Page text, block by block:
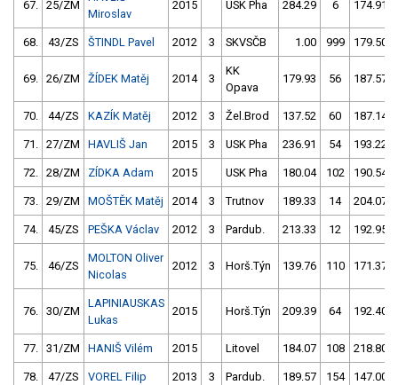
67. 25/ZM
Miroslav
2015 USK Pha 284.29 6 174.91
68. 43/ZS ŠTINDL Pavel 2012 3 SKVSČB 1.00 999 179.50
69. 26/ZM ŽÍDEK Matěj 2014 3
KK
Opava
179.93 56 187.57
70. 44/ZS KAZÍK Matěj 2012 3 Žel.Brod 137.52 60 187.14
71. 27/ZM HAVLIŠ Jan 2015 3 USK Pha 236.91 54 193.22
72. 28/ZM ZÍDKA Adam 2015 USK Pha 180.04 102 190.54
73. 29/ZM MOŠTĚK Matěj 2014 3 Trutnov 189.33 14 204.07
74. 45/ZS PEŠKA Václav 2012 3 Pardub. 213.33 12 192.95
75. 46/ZS
MOLTON Oliver
Nicolas
2012 3 Horš.Týn 139.76 110 171.37
76. 30/ZM
LAPINIAUSKAS
Lukas
2015 Horš.Týn 209.39 64 192.40
77. 31/ZM HANIŠ Vilém 2015 Litovel 184.07 108 218.80
78. 47/ZS VOREL Filip 2013 3 Pardub. 189.57 154 147.00